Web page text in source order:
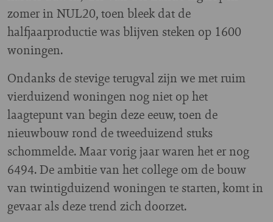
zomer in NUL20, toen bleek dat de
halfjaarproductie was blijven steken op 1600
woningen.
Ondanks de stevige terugval zijn we met ruim
vierduizend woningen nog niet op het
laagtepunt van begin deze eeuw, toen de
nieuwbouw rond de tweeduizend stuks
schommelde. Maar vorig jaar waren het er nog
6494. De ambitie van het college om de bouw
van twintigduizend woningen te starten, komt in
gevaar als deze trend zich doorzet.